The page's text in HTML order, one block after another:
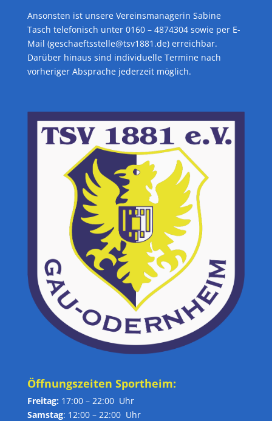
Ansonsten ist unsere Vereinsmanagerin Sabine
Tasch telefonisch unter 0160 – 4874304 sowie per E-
Mail (geschaeftsstelle@tsv1881.de) erreichbar.
Darüber hinaus sind individuelle Termine nach
vorheriger Absprache jederzeit möglich.
Öffnungszeiten Sportheim:
Freitag: 17:00 – 22:00 Uhr
Samstag: 12:00 – 22:00 Uhr